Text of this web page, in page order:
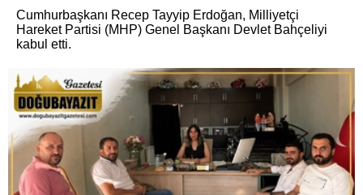
Cumhurbaşkanı Recep Tayyip Erdoğan, Milliyetçi
Hareket Partisi (MHP) Genel Başkanı Devlet Bahçeliyi
kabul etti.